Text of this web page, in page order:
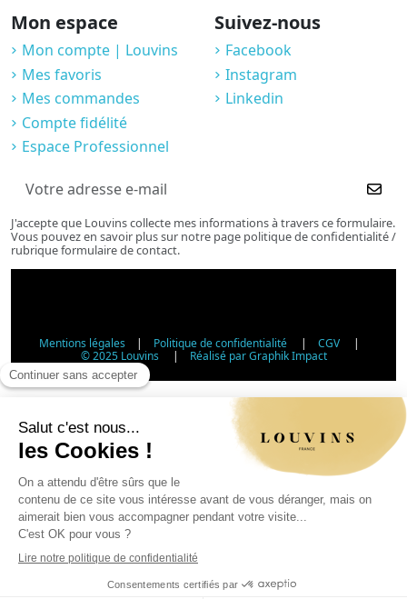
Mon espace
Mon compte | Louvins
Mes favoris
Mes commandes
Compte fidélité
Espace Professionnel
Suivez-nous
Facebook
Instagram
Linkedin
J'accepte que Louvins collecte mes informations à travers ce formulaire.
Vous pouvez en savoir plus sur notre page politique de confidentialité /
rubrique formulaire de contact.
Mentions légales | Politique de confidentialité | CGV |
© 2025 Louvins | Réalisé par Graphik Impact
Vérification d'âge - Vente d'alcool
Conformément à l'article L3342-1 du Code de la santé
publique, la vente d'alcool est interdite aux mineurs de
moins de 18 ans. Veuillez confirmer votre âge.
Article L3342-1 du Code de la santé publique : la vente
d'alcool aux mineurs de moins de 18 ans est interdite.
Jour